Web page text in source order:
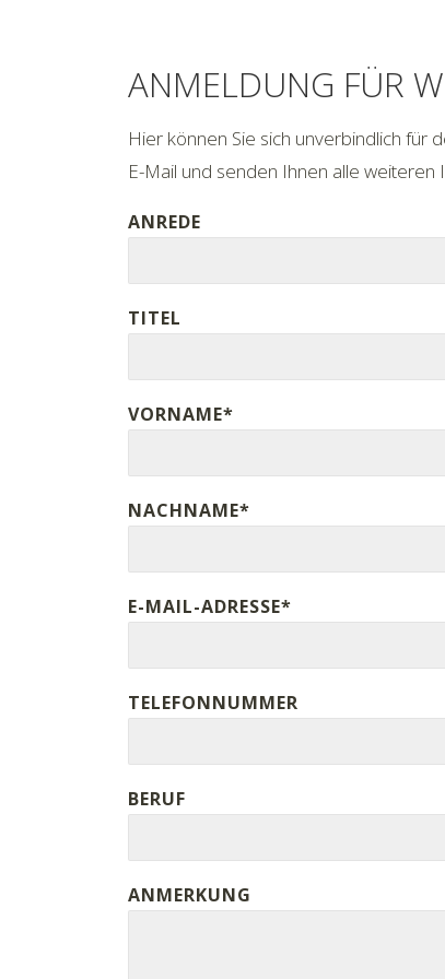
ANMELDUNG FÜR
Hier können Sie sich unverbindlich
E-Mail und senden Ihnen alle weiteren
ANREDE
TITEL
VORNAME*
NACHNAME*
E-MAIL-ADRESSE*
TELEFONNUMMER
BERUF
ANMERKUNG